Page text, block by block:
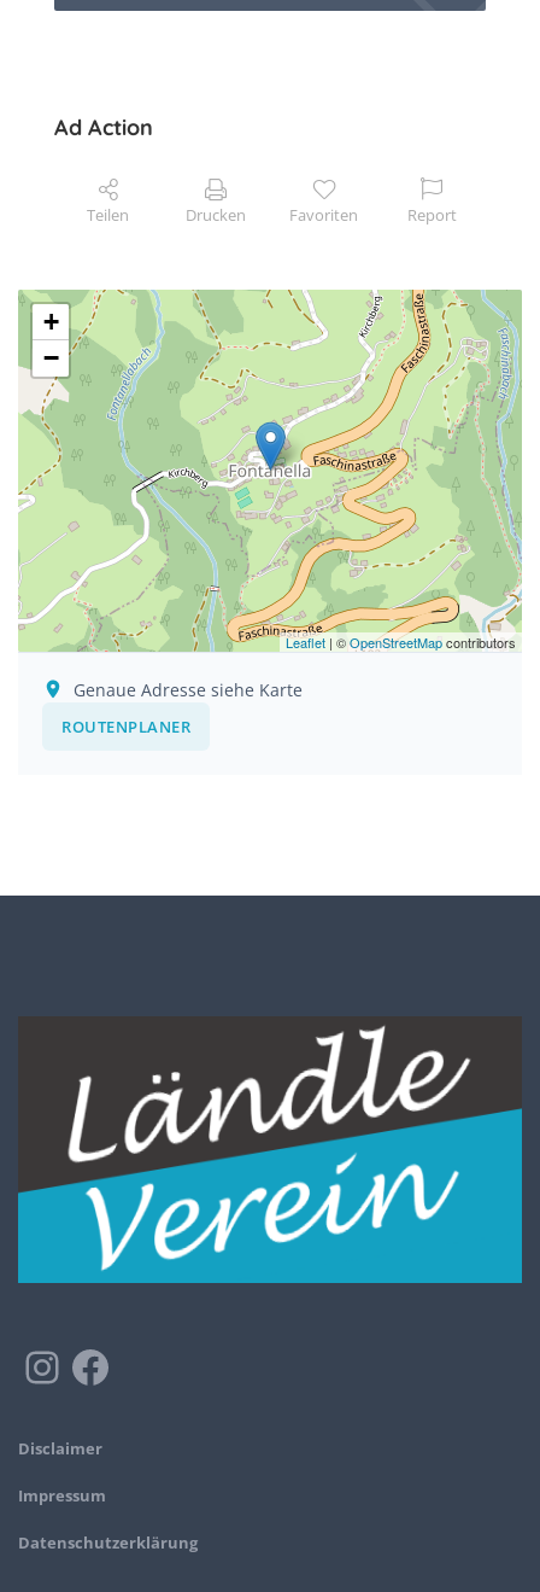
Ad Action
Teilen Drucken Favoriten Report
+
−
Leaflet | ©OpenStreetMapcontributors
Genaue Adresse siehe Karte
ROUTENPLANER
Disclaimer
Impressum
Datenschutzerklärung